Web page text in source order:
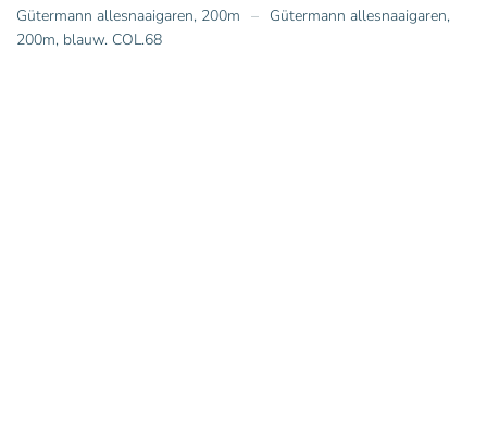
Gütermann allesnaaigaren, 200m
Gütermann allesnaaigaren,
200m, blauw. COL.68